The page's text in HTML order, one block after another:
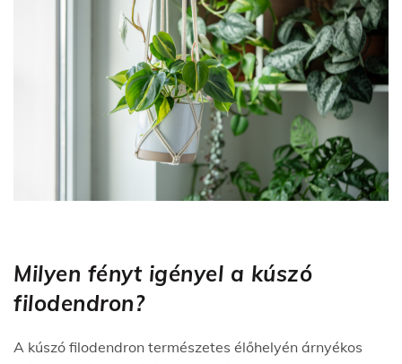
Milyen fényt igényel a kúszó
filodendron?
A kúszó filodendron természetes élőhelyén árnyékos